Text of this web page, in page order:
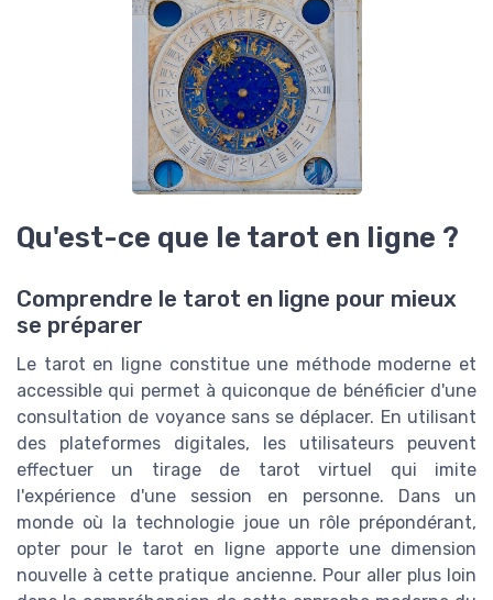
Qu'est-ce que le tarot en ligne ?
Comprendre le tarot en ligne pour mieux
se préparer
Le tarot en ligne constitue une méthode moderne et
accessible qui permet à quiconque de bénéficier d'une
consultation de voyance sans se déplacer. En utilisant
des plateformes digitales, les utilisateurs peuvent
effectuer un tirage de tarot virtuel qui imite
l'expérience d'une session en personne. Dans un
monde où la technologie joue un rôle prépondérant,
opter pour le tarot en ligne apporte une dimension
nouvelle à cette pratique ancienne. Pour aller plus loin